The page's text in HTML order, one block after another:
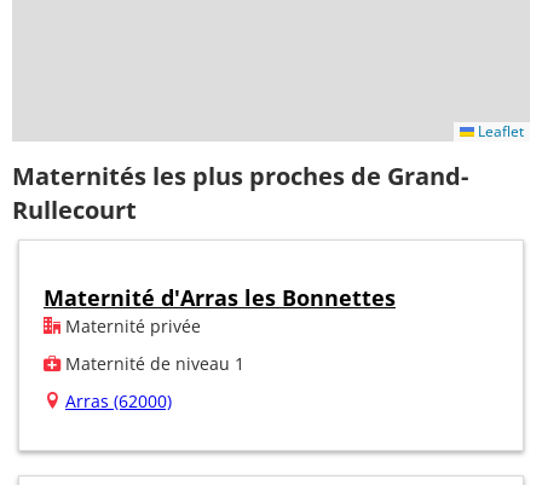
Leaflet
Maternités les plus proches de Grand-
Rullecourt
Maternité d'Arras les Bonnettes
Maternité privée
Maternité de niveau 1
Arras (62000)